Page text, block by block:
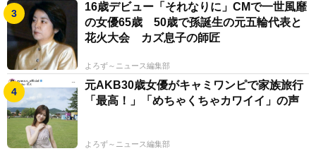
16歳デビュー「それなりに」CMで一世風靡
の女優65歳 50歳で孫誕生の元五輪代表と
花火大会 カズ息子の師匠
よろず～ニュース編集部
元AKB30歳女優がキャミワンピで家族旅行
「最高！」「めちゃくちゃカワイイ」の声
よろず～ニュース編集部